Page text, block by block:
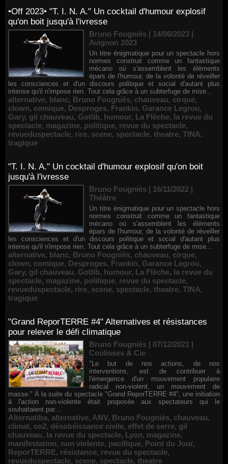
•Off 2023• "T. I. N. A." Un cocktail d'humour explosif
qu'on boit jusqu'à l'ivresse
Bruno Fougniès | 14/06/2023 |
Avignon 2023
Un titre énigmatique pour un spectacle hors
normes construit comme un fantastique
mécano où s'assemblent les éléments
épars de l'humour, de la volonté de réveiller
les consciences et d'un discours politique et social d'autant plus
intense qu'il n'impose rien. Tout cela grâce à un subterfuge de mise...
alternative, blanc, Bruno Fougniès, chauveau, cirque,
clown, comique, Desproges, Frankin, Garance Legrou,
Gary, gil chauveau, Gotlib, humour, La Flèche, la revue du
spectacle, magazine, politique, revue du spectacle,
revueduspectacle, rire, scene, spectacle, theatre, TINA,
tragique
"T. I. N. A." Un cocktail d'humour explosif qu'on boit
jusqu'à l'ivresse
Bruno Fougniès | 16/11/2022 |
Théâtre
Un titre énigmatique pour un spectacle hors
normes construit comme un fantastique
mécano où s'assemblent les éléments
épars de l'humour, de la volonté de réveiller
les consciences et d'un discours politique et social d'autant plus
intense qu'il n'impose rien. Tout cela grâce à un subterfuge de mise...
alternative, blanc, Bruno Fougniès, chauveau, cirque,
clown, comique, Desproges, Frankin, Garance Legrou,
Gary, gil chauveau, Gotlib, humour, La Flèche, la revue du
spectacle, magazine, politique, revue du spectacle,
revueduspectacle, rire, scene, spectacle, theatre, TINA,
tragique
"Grand ReporTERRE #4" Alternatives et résistances
pour relever le défi climatique
Bruno Fougniès | 07/12/2021 |
Coulisses & Cie
"Le but de nos actions, de nos
interventions, est de contribuer à
l'émergence d'un mouvement populaire
radical non-violent, un mouvement de
masse." À la suite du spectacle "Grand ReporTERRE #4", une initiation
à l'action non-violente était proposée aux spectateurs qui le
souhaitaient par...
Alternatiba, alternative, ANV, Bruno Fougniès, chauveau,
climat, co2, désobéissance civile, effet de serre, gil
chauveau, la revue du spectacle, Lyon, magazine,
manifestation, non violente, pacifique, Point du Jour,
ReporTERRE, résistance, revue du spectacle,
revueduspectacle, scene, spectacle, theatre